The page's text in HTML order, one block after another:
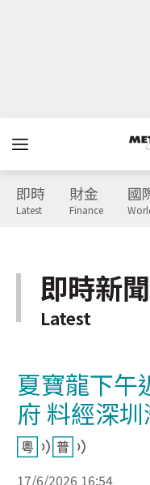
即時
Latest
財金
Finance
國
即時新聞
Latest
夏寶龍下午
府 料經深
17/6/2026 16:54